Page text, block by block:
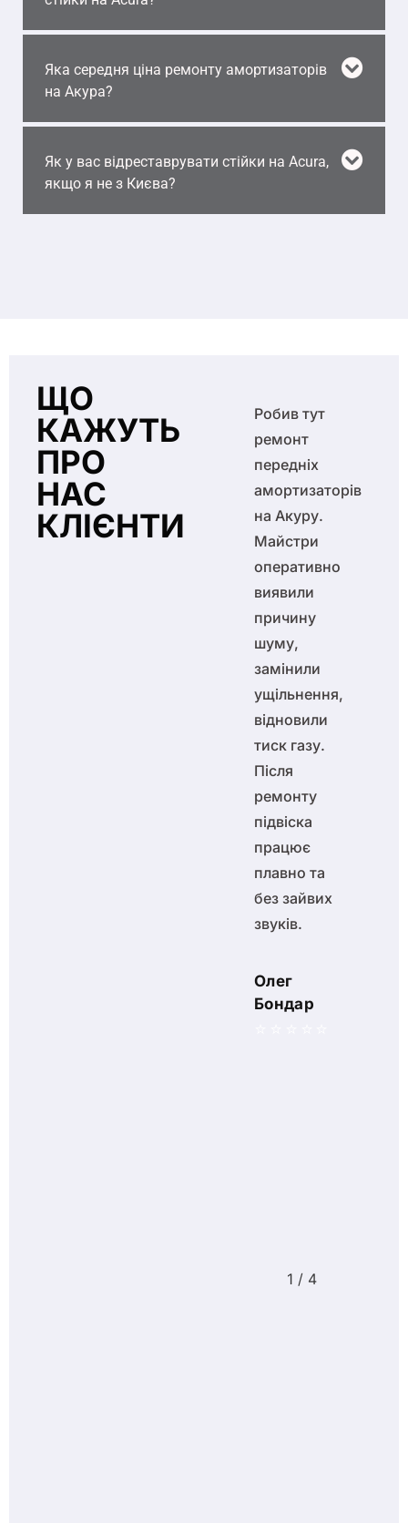
Яка середня ціна ремонту амортизаторів
на Акура?
Як у вас відреставрувати стійки на Acura,
якщо я не з Києва?
ЩО
КАЖУТЬ
ПРО
НАС
КЛІЄНТИ
Після
відновлення
амортизаторів
на Acura
автомобіль
перестав
Робив тут
ремонт
передніх
амортизаторів
на Акуру.
Майстри
оперативно
виявили
причину
шуму,
замінили
ущільнення,
відновили
тиск газу.
Після
ремонту
підвіска
працює
плавно та
без зайвих
звуків.
Олег
Бондар
1 / 4